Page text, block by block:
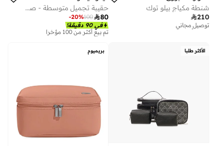
شنطة مكياج بيلو توك
210
توصيل مجاني
تم بيع أكثر من 10 مؤخرا
تم بيع أكثر من 10 مؤخرا
حقيبة تجميل متوسطة - صندوق
80
100
-20%
في 90 دقيقة!
تم بيع أكثر من 100 مؤخرا
الأكثر طلبا بريميوم